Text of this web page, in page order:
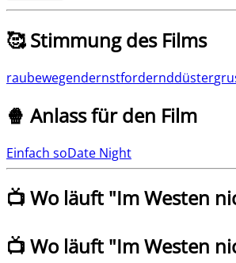
🥰 Stimmung des Films
raubewegendernstfordernddüster
🍿 Anlass für den Film
Einfach soDate Night
📺 Wo läuft "Im Westen
📺 Wo läuft "Im Westen